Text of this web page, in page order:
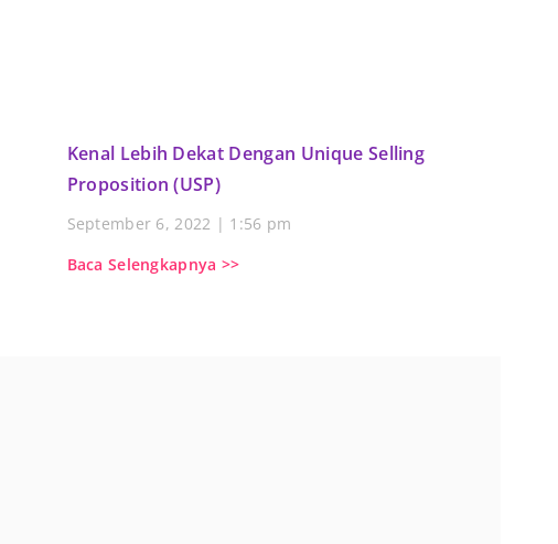
Kenal Lebih Dekat Dengan Unique Selling
Proposition (USP)
September 6, 2022
1:56 pm
Baca Selengkapnya >>